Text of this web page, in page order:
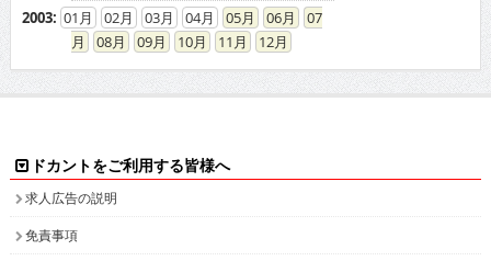
2003: 01 02 03 04 05 06
07
08
09 10 11 12
ドカントをご利用する皆様へ
求人広告の説明
免責事項